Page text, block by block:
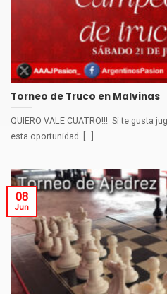
Torneo de Truco en Malvinas
QUIERO VALE CUATRO!!! Si te gusta
esta oportunidad. [...]
08
Jun